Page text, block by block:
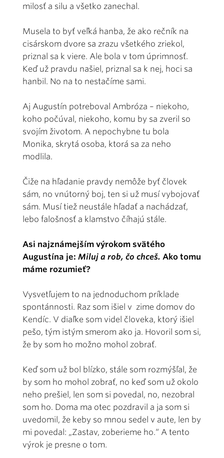
milosť a silu a všetko zanechal.
Musela to byť veľká hanba, že ako rečník na
cisárskom dvore sa zrazu všetkého zriekol,
priznal sa k viere. Ale bola v tom úprimnosť.
Keď už pravdu našiel, priznal sa k nej, hoci sa
hanbil. No na to nestačíme sami.
Aj Augustín potreboval Ambróza – niekoho,
koho počúval, niekoho, komu by sa zveril so
svojím životom. A nepochybne tu bola
Monika, skrytá osoba, ktorá sa za neho
modlila.
Čiže na hľadanie pravdy nemôže byť človek
sám, no vnútorný boj, ten si už musí vybojovať
sám. Musí tiež neustále hľadať a nachádzať,
lebo falošnosť a klamstvo číhajú stále.
Asi najznámejším výrokom svätého
Augustína je: Miluj a rob, čo chceš. Ako tomu
máme rozumieť?
Vysvetľujem to na jednoduchom príklade
spontánnosti. Raz som išiel v zime domov do
Kendíc. V diaľke som videl človeka, ktorý išiel
pešo, tým istým smerom ako ja. Hovoril som si,
že by som ho možno mohol zobrať.
Keď som už bol blízko, stále som rozmýšľal, že
by som ho mohol zobrať, no keď som už okolo
neho prešiel, len som si povedal, no, nezobral
som ho. Doma ma otec pozdravil a ja som si
uvedomil, že keby so mnou sedel v aute, len by
mi povedal: „Zastav, zoberieme ho.“ A tento
výrok je presne o tom.